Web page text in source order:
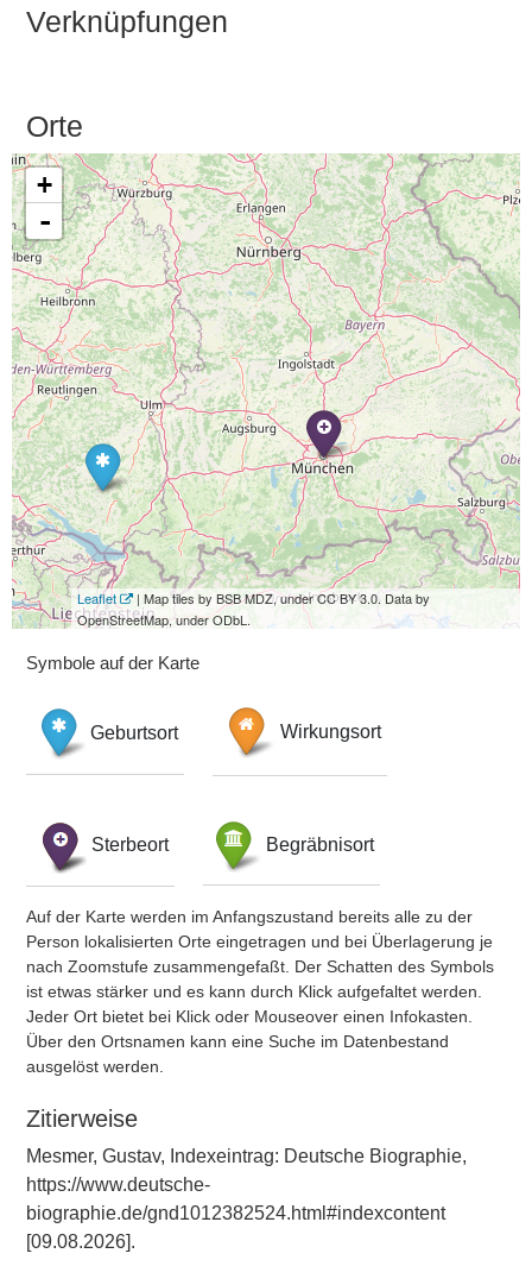
Verknüpfungen
Orte
+
-
Leaflet
| Map tiles by BSB MDZ, under CC BY 3.0. Data by
OpenStreetMap, under ODbL.
Symbole auf der Karte
Geburtsort Wirkungsort
Sterbeort Begräbnisort
Auf der Karte werden im Anfangszustand bereits alle zu der
Person lokalisierten Orte eingetragen und bei Überlagerung je
nach Zoomstufe zusammengefaßt. Der Schatten des Symbols
ist etwas stärker und es kann durch Klick aufgefaltet werden.
Jeder Ort bietet bei Klick oder Mouseover einen Infokasten.
Über den Ortsnamen kann eine Suche im Datenbestand
ausgelöst werden.
Zitierweise
Mesmer, Gustav, Indexeintrag: Deutsche Biographie,
https://www.deutsche-
biographie.de/gnd1012382524.html#indexcontent
[09.08.2026].